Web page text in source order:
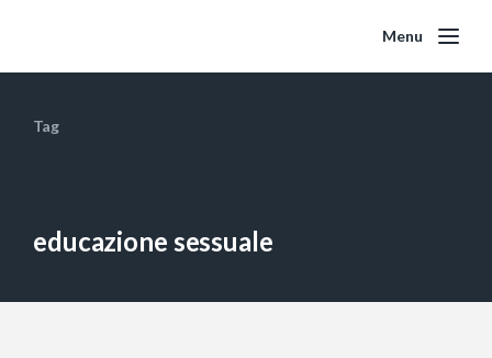
Menu
Tag
educazione sessuale